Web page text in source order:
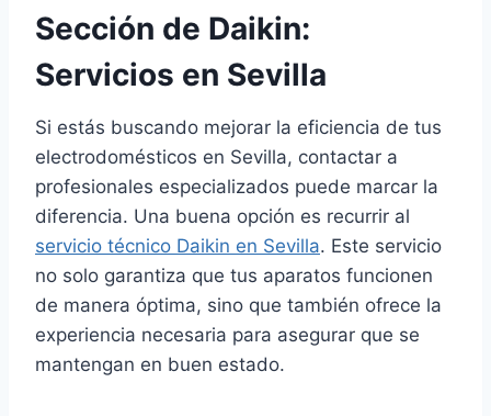
Sección de Daikin:
Servicios en Sevilla
Si estás buscando mejorar la eficiencia de tus
electrodomésticos en Sevilla, contactar a
profesionales especializados puede marcar la
diferencia. Una buena opción es recurrir al
servicio técnico Daikin en Sevilla. Este servicio
no solo garantiza que tus aparatos funcionen
de manera óptima, sino que también ofrece la
experiencia necesaria para asegurar que se
mantengan en buen estado.